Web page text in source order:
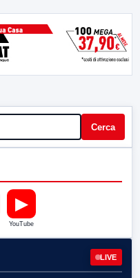
Cerca
▶
YouTube
LIVE